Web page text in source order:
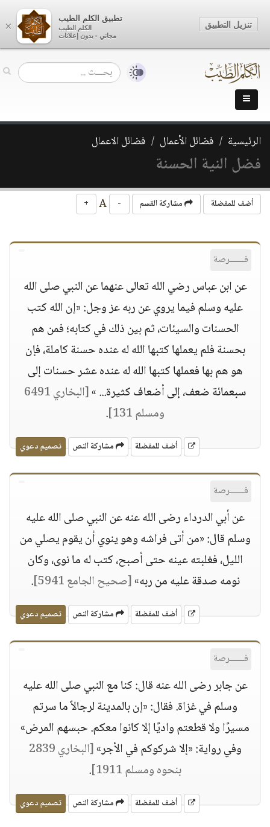
الرئيسية فضائل الأعمال فضائل الاعمال
فضل النية الحسنة
أضف للمفضلة مشاركة القسم -
+
فــــــرصة
عن ابن عباس رضي الله تعالى عنهما عن النبي صلى الله
عليه وسلم فيما يروي عن ربه عز وجل: «إن الله كتب
الحسنات والسيئات، ثم بين ذلك في كتابه؛ فمن هم
بحسنة فلم يعملها كتبها الله له عنده حسنة كاملة، فإن
هو هم بها فعملها كتبها الله له عنده عشر حسنات إلى
سبعمائة ضعف، إلى أضعاف كثيرة... »
[البخاري 6491
ومسلم 131]
.
أضف للمفضلة مشاركة النص تصميم دعوي
فــــــرصة
عن أبي الدرداء رضى الله عنه عن النبي صلى الله عليه
وسلم قال: «من أتى فراشه وهو ينوي أن يقوم يصلي من
الليل، فغلبته عينه حتى أصبح، كتب له ما نوى، وكان
نومه صدقة عليه من ربه»[صحيح الجامع 5941] .
أضف للمفضلة مشاركة النص تصميم دعوي
فــــــرصة
عن جابر رضى الله عنه قال: كنا مع النبي صلى الله عليه
وسلم في غزاة. فقال: «إن بالمدينة لرجالاً ما سرتم
مسيرًا ولا قطعتم واديًا إلا كانوا معكم. حبسهم المرض»
وفي رواية: «إلا شركوكم في الأجر»
[البخاري 2839
بنحوه ومسلم 1911]
.
أضف للمفضلة مشاركة النص تصميم دعوي
×
تطبيق الكلم الطيب
الكلم الطيب
مجاني - بدون إعلانات
تنزيل التطبيق